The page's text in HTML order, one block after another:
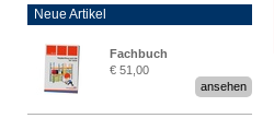
Neue Artikel
Fachbuch
„Regalprüfung nach DIN
€ 51,00
ansehen